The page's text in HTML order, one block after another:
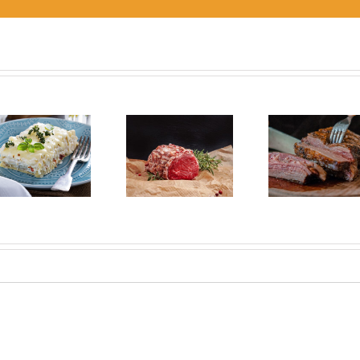
Diferenciar
entre carnes
blancas o
rojas
¿Cómo saber
si la carne
está mala?